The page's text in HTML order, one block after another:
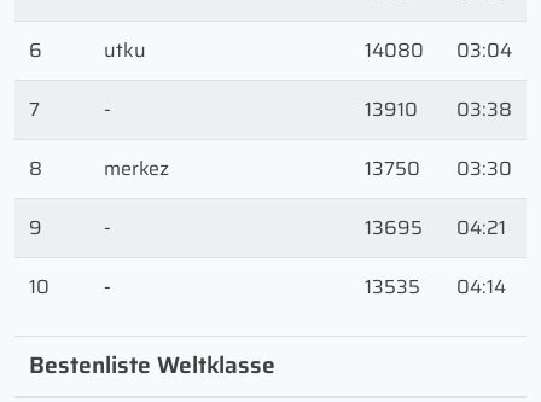
6
utku 14080
03:04
7
- 13910
03:38
8
merkez 13750
03:30
9
- 13695
04:21
10
- 13535 04:14
Bestenliste Weltklasse